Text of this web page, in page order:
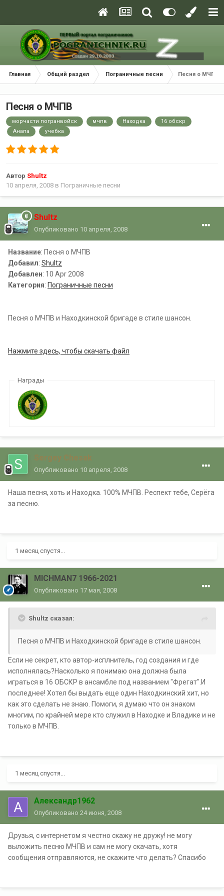
Главная Общий раздел Пограничные песни Песня о МЧПВ
Песня о МЧПВ
морчасти погранвойск мчпв Находка
16 обскр
Анапа
учебка
Автор Shultz
10 апреля, 2008 в Пограничные песни
Shultz
Опубликовано 10 апреля, 2008
Название: Песня о МЧПВ
Добавил: Shultz
Добавлен: 10 Apr 2008
Категория: Пограничные песни
Песня о МЧПВ и Находкинской бригаде в стиле шансон.
Нажмите здесь, чтобы скачать файл
Награды
Sergey Chesak
Опубликовано 10 апреля, 2008
Наша песня, хоть и Находка. 100% МЧПВ. Респект тебе, Серёга
за песню.
1 месяц спустя...
MICHMAN7 1966-2021
Опубликовано 17 мая, 2008
Shultz сказал:
Песня о МЧПВ и Находкинской бригаде в стиле шансон.
Если не секрет, кто автор-исплнитель, год создания и где
исполнялась?Насколько я понимаю она должна была
играться в 16 ОБСКР в ансамбле под названием "Фрегат".И
последнее! Хотел бы выдать еще один Находкинский хит, но
как это сделать не знаю. Помоги, я думаю что он знаком
многим, по крайней мере кто служил в Находке и Владике и не
только в МЧПВ.
1 месяц спустя...
Александр1962
Опубликовано 24 июня, 2008
Друзья, с интернетом я честно скажу не дружу! не могу
выложить песню МЧПВ и сам не могу скачать, хотя
сообщения отправляются, не скажите что делать? Спасибо